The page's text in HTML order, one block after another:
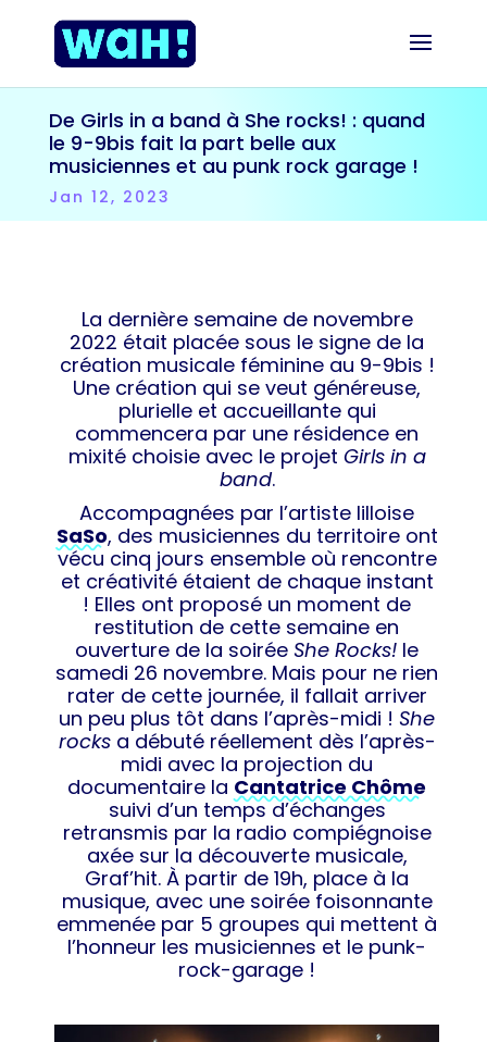
De Girls in a band à She rocks! : quand
le 9-9bis fait la part belle aux
musiciennes et au punk rock garage !
Jan 12, 2023
La dernière semaine de novembre
2022 était placée sous le signe de la
création musicale féminine au 9-9bis !
Une création qui se veut généreuse,
plurielle et accueillante qui
commencera par une résidence en
mixité choisie avec le projet Girls in a
band.
Accompagnées par l’artiste lilloise
SaSo, des musiciennes du territoire ont
vécu cinq jours ensemble où rencontre
et créativité étaient de chaque instant
! Elles ont proposé un moment de
restitution de cette semaine en
ouverture de la soirée She Rocks! le
samedi 26 novembre. Mais pour ne rien
rater de cette journée, il fallait arriver
un peu plus tôt dans l’après-midi ! She
rocksa débuté réellement dès l’après-
midi avec la projection du
documentaire la Cantatrice Chôme
suivi d’un temps d’échanges
retransmis par la radio compiégnoise
axée sur la découverte musicale,
Graf’hit. À partir de 19h, place à la
musique, avec une soirée foisonnante
emmenée par 5 groupes qui mettent à
l’honneur les musiciennes et le punk-
rock-garage !